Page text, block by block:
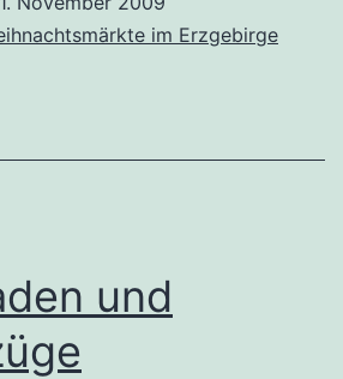
im Erzgebirge
und